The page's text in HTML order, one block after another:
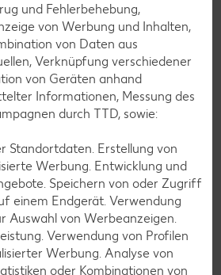
zu allen Rezepten
und Fehlerbehebung,
von Werbung und Inhalten,
von Daten aus
Verknüpfung verschiedener
von Geräten anhand
Informationen, Messung des
durch TTD, sowie:
Standortdaten. Erstellung von
Werbung. Entwicklung und
Speichern von oder Zugriff
einem Endgerät. Verwendung
Auswahl von Werbeanzeigen.
Verwendung von Profilen
Werbung. Analyse von
oder Kombinationen von